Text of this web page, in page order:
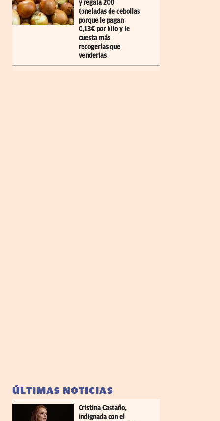
y regala 200
toneladas de cebollas
porque le pagan
0,13€ por kilo y le
cuesta más
recogerlas que
venderlas
ÚLTIMAS NOTICIAS
Cristina Castaño,
indignada con el